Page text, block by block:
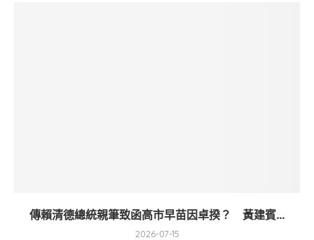
傳賴清德總統親筆致函高市早苗因卓揆？ 黃建賓...
2026-07-15